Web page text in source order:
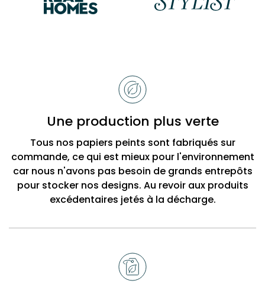
BobbiUne production plus verte
Tous nos papiers peints sont fabriqués sur
commande, ce qui est mieux pour l'environnement
car nous n'avons pas besoin de grands entrepôts
pour stocker nos designs. Au revoir aux produits
excédentaires jetés à la décharge.